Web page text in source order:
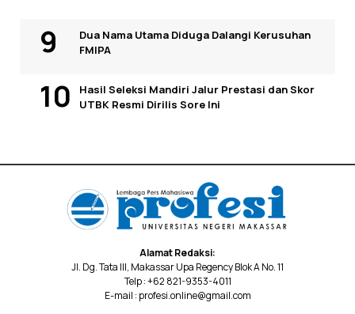
Dua Nama Utama Diduga Dalangi Kerusuhan
FMIPA
Hasil Seleksi Mandiri Jalur Prestasi dan Skor
UTBK Resmi Dirilis Sore Ini
Alamat Redaksi:
Jl. Dg. Tata III, Makassar Upa Regency Blok A No. 11
Telp : +62 821-9353-4011
E-mail : profesi.online@gmail.com